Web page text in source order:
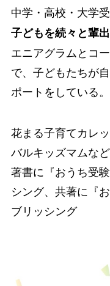
中学・高校・大学
子どもを続々と輩出
エニアグラムとコ
で、子どもたちが
ポートをしている。
花まる子育てカレ
バルキッズマムなど
著書に『おうち受
シング、共著に『
ブリッシング